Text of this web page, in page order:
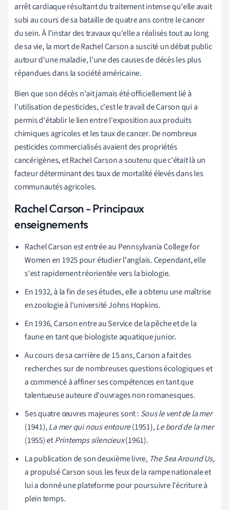
arrêt cardiaque résultant du traitement intense qu'elle avait
subi au cours de sa bataille de quatre ans contre le cancer
du sein. À l'instar des travaux qu'elle a réalisés tout au long
de sa vie, la mort de Rachel Carson a suscité un débat public
autour d'une maladie, l'une des causes de décès les plus
répandues dans la société américaine.
Bien que son décès n'ait jamais été officiellement lié à
l'utilisation de pesticides, c'est le travail de Carson qui a
permis d'établir le lien entre l'exposition aux produits
chimiques agricoles et les taux de cancer. De nombreux
pesticides commercialisés avaient des propriétés
cancérigènes, et Rachel Carson a soutenu que c'était là un
facteur déterminant des taux de mortalité élevés dans les
communautés agricoles.
Rachel Carson - Principaux
enseignements
Rachel Carson est entrée au Pennsylvania College for
Womenen 1925 pour étudier l'anglais. Cependant, elle
s'est rapidement réorientée vers la biologie.
En 1932, à la fin de ses études, elle a obtenu une maîtrise
en zoologie à l'université Johns Hopkins.
En 1936, Carson entre au Service de la pêche et de la
faune en tant que biologiste aquatique junior.
Au cours de sa carrière de 15 ans, Carson a fait des
recherches sur de nombreuses questions écologiques et
a commencé à affiner ses compétences en tant que
talentueuse auteure d'ouvrages non romanesques.
Ses quatre œuvres majeures sont : Sous le vent de la mer
(1941),La mer qui nous entoure(1951),Le bord de la mer
(1955) etPrintemps silencieux(1961).
La publication de son deuxième livre, The Sea Around Us,
a propulsé Carson sous les feux de la rampe nationale et
lui a donné une plateforme pour poursuivre l'écriture à
plein temps.